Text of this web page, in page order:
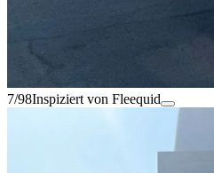
7/98Inspiziert von Fleequid